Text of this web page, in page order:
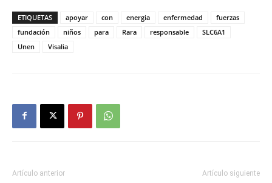
ETIQUETAS apoyar con energia enfermedad
fuerzas
fundación
niños para Rara responsable
SLC6A1
Unen
Visalia
Artículo anterior Artículo siguiente